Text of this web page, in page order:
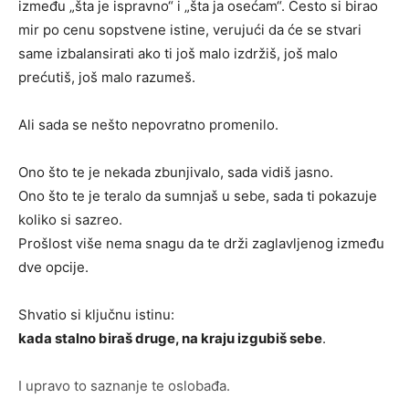
između „šta je ispravno“ i „šta ja osećam“. Često si birao
mir po cenu sopstvene istine, verujući da će se stvari
same izbalansirati ako ti još malo izdržiš, još malo
prećutiš, još malo razumeš.
Ali sada se nešto nepovratno promenilo.
Ono što te je nekada zbunjivalo, sada vidiš jasno.
Ono što te je teralo da sumnjaš u sebe, sada ti pokazuje
koliko si sazreo.
Prošlost više nema snagu da te drži zaglavljenog između
dve opcije.
Shvatio si ključnu istinu:
kada stalno biraš druge, na kraju izgubiš sebe.
I upravo to saznanje te oslobađa.